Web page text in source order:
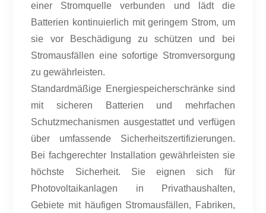
einer Stromquelle verbunden und lädt die
Batterien kontinuierlich mit geringem Strom, um
sie vor Beschädigung zu schützen und bei
Stromausfällen eine sofortige Stromversorgung
zu gewährleisten.
Standardmäßige Energiespeicherschränke sind
mit sicheren Batterien und mehrfachen
Schutzmechanismen ausgestattet und verfügen
über umfassende Sicherheitszertifizierungen.
Bei fachgerechter Installation gewährleisten sie
höchste Sicherheit. Sie eignen sich für
Photovoltaikanlagen in Privathaushalten,
Gebiete mit häufigen Stromausfällen, Fabriken,